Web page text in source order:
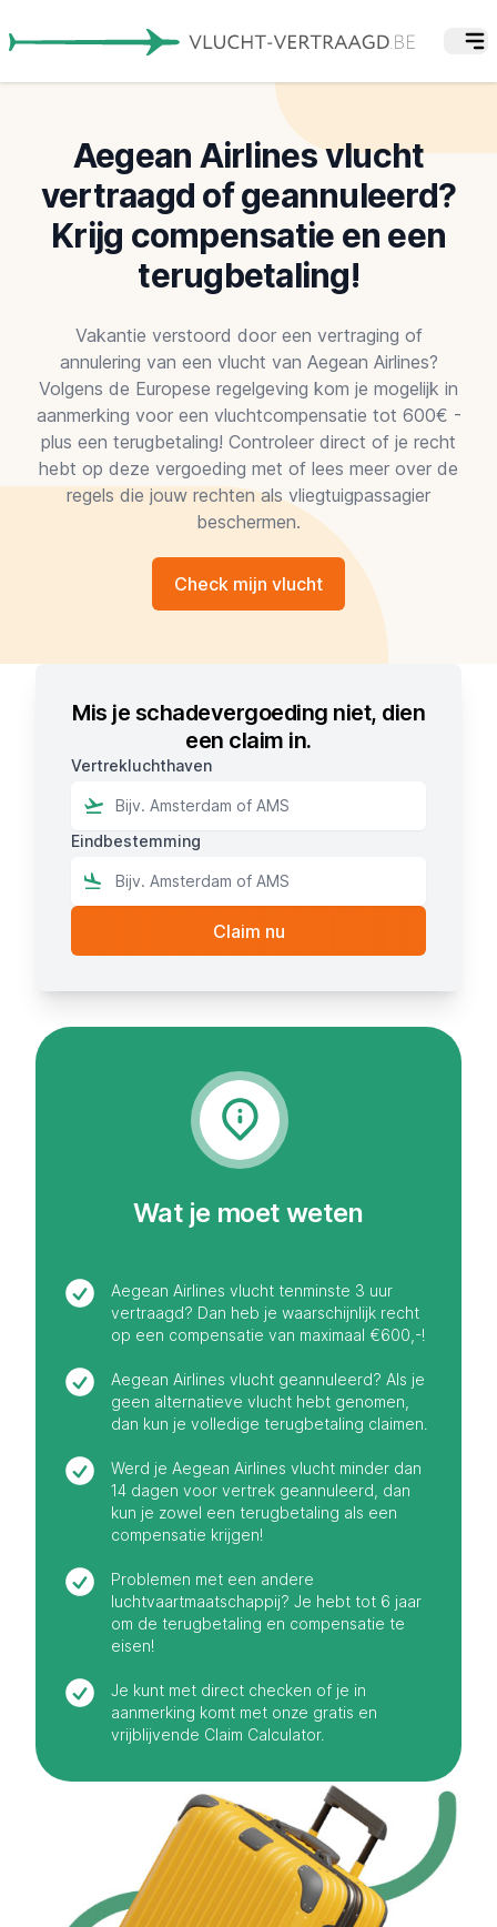
Aegean Airlines vlucht
vertraagd of geannuleerd?
Krijg compensatie en een
terugbetaling!
Vakantie verstoord door een vertraging of
annulering van een vlucht van Aegean Airlines?
Volgens de Europese regelgeving kom je mogelijk in
aanmerking voor een vluchtcompensatie tot 600€ -
plus een terugbetaling! Controleer direct of je recht
hebt op deze vergoeding met of lees meer over de
regels die jouw rechten als vliegtuigpassagier
beschermen.
Check mijn vlucht
Mis je schadevergoeding niet, dien
een claim in.
Vertrekluchthaven
Eindbestemming
Wat je moet weten
Aegean Airlines vlucht tenminste 3 uur
vertraagd? Dan heb je waarschijnlijk recht
op een compensatie van maximaal €600,-!
Aegean Airlines vlucht geannuleerd? Als je
geen alternatieve vlucht hebt genomen,
dan kun je volledige terugbetaling claimen.
Werd je Aegean Airlines vlucht minder dan
14 dagen voor vertrek geannuleerd, dan
kun je zowel een terugbetaling als een
compensatie krijgen!
Problemen met een andere
luchtvaartmaatschappij? Je hebt tot 6 jaar
om de terugbetaling en compensatie te
eisen!
Je kunt met direct checken of je in
aanmerking komt met onze gratis en
vrijblijvende Claim Calculator.